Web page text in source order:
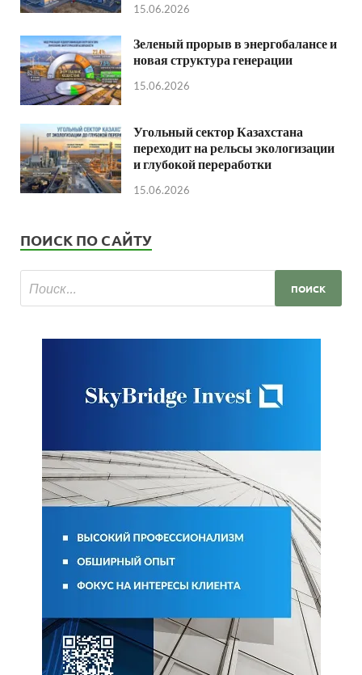
15.06.2026
Зеленый прорыв в энергобалансе и
новая структура генерации
15.06.2026
Угольный сектор Казахстана
переходит на рельсы экологизации
и глубокой переработки
15.06.2026
ПОИСК ПО САЙТУ